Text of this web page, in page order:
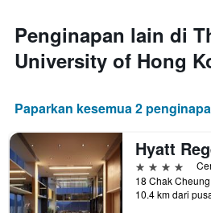
Penginapan lain di
University of Hong
Paparkan kesemua 2
4 bintang
10.4 km dari